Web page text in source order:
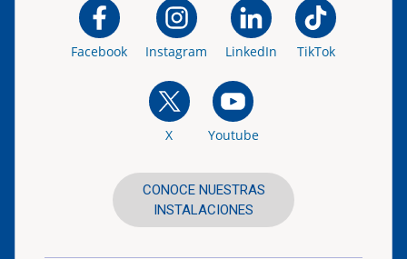
Facebook Instagram LinkedIn TikTok
X Youtube
CONOCE NUESTRAS
INSTALACIONES